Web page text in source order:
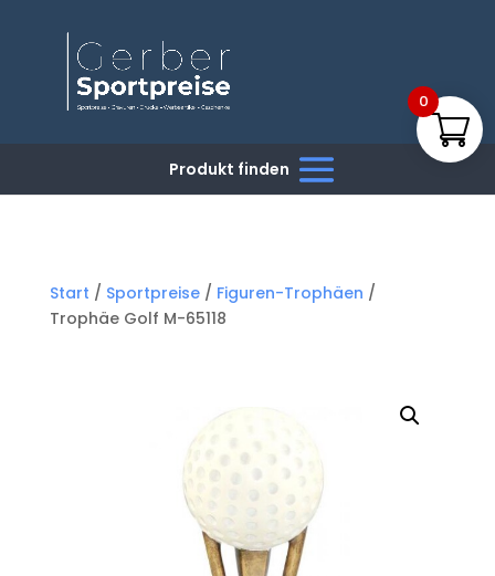
Start / Sportpreise/ Figuren-Trophäen /
Trophäe Golf M-65118
0